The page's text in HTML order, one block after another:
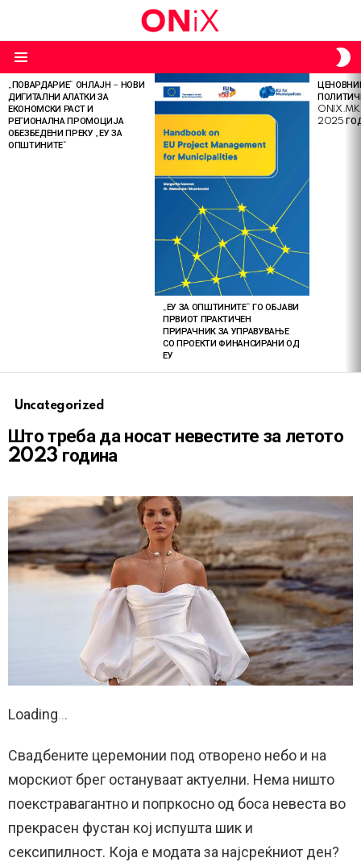
LATEST
STORIES
„ПОВАРДАРИЕ“ ОНЛАЈН – НОВИ
ДИГИТАЛНИ АЛАТКИ ЗА
ЕКОНОМСКИ РАСТ И
РЕГИОНАЛНА ПРОМОЦИЈА
ОБЕЗБЕДЕНИ ПРЕКУ „ЕУ ЗА
ОПШТИНИТЕ“
„ЕУ ЗА ОПШТИНИТЕ“ ГО ОБЈАВИ
ПРВИОТ ПРАКТИЧЕН
ПРИРАЧНИК ЗА УПРАВУВАЊЕ
СО ПРОЕКТИ ФИНАНСИРАНИ ОД
ЕУ
2025
Uncategorized
Што треба да носат невестите за летото
2023 година
Loading...
Свадбените церемонии под отворено небо и на
морскиот брег остануваат актуелни. Нема ништо
поекстравагантно и попркосно од боса невеста во
прекрасен фустан кој испушта шик и
сексипилност. Која е модата за најсреќниот ден?